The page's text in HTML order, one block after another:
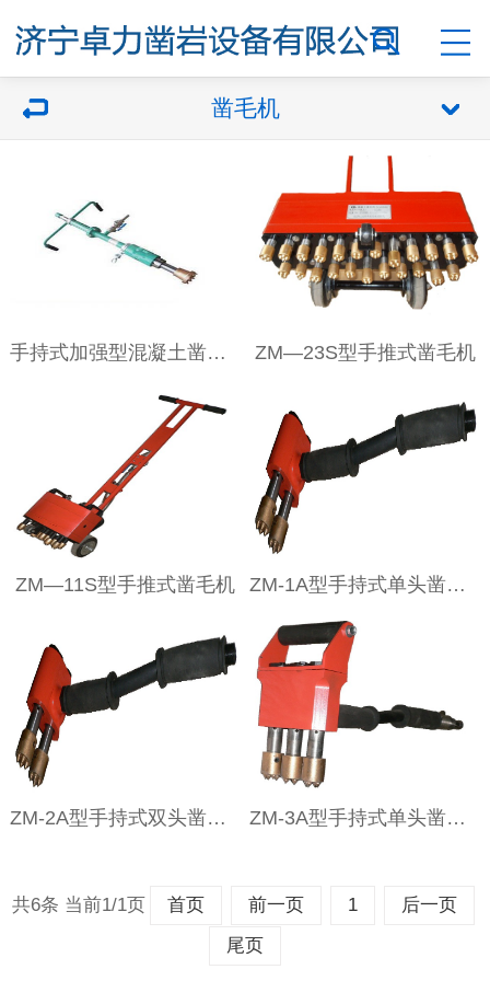
凿毛机
手持式加强型混凝土凿毛机 ZM—23S型手推式凿毛机
ZM—11S型手推式凿毛机 ZM-1A型手持式单头凿毛机
ZM-2A型手持式双头凿毛机 ZM-3A型手持式单头凿毛机
共6条 当前1/1页 首页 前一页 1
后一页
尾页